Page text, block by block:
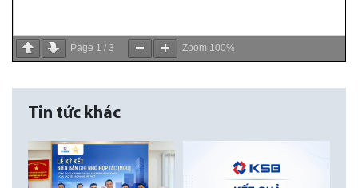
Page 1 / 3 Zoom 100%
Tin tức khác